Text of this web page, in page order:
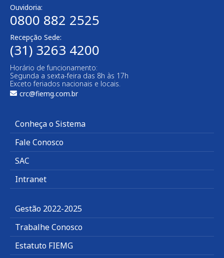
Ouvidoria:
0800 882 2525
Recepção Sede:
(31) 3263 4200
Horário de funcionamento:
Segunda a sexta-feira das 8h às 17h
Exceto feriados nacionais e locais.
crc@fiemg.com.br
Conheça o Sistema
Fale Conosco
SAC
Intranet
Gestão 2022-2025
Trabalhe Conosco
Estatuto FIEMG